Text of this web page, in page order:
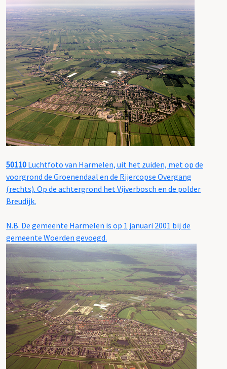
50110 Luchtfoto van Harmelen, uit het zuiden, met op de
voorgrond de Groenendaal en de Rijercopse Overgang
(rechts). Op de achtergrond het Vijverbosch en de polder
Breudijk.
N.B. De gemeente Harmelen is op 1 januari 2001 bij de
gemeente Woerden gevoegd.